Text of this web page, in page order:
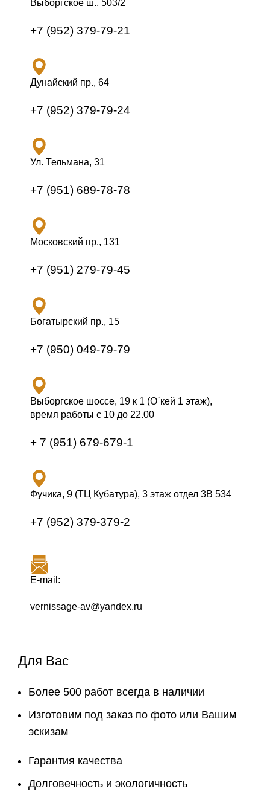
Выборгское ш., 503/2
+7 (952) 379-79-21
Дунайский пр., 64
+7 (952) 379-79-24
Ул. Тельмана, 31
+7 (951) 689-78-78
Московский пр., 131
+7 (951) 279-79-45
Богатырский пр., 15
+7 (950) 049-79-79
Выборгское шоссе, 19 к 1 (О`кей 1 этаж),
время работы с 10 до 22.00
+ 7 (951) 679-679-1
Фучика, 9 (ТЦ Кубатура), 3 этаж отдел 3В 534
+7 (952) 379-379-2
E-mail:
vernissage-av@yandex.ru
Для Вас
Более 500 работ всегда в наличии
Изготовим под заказ по фото или Вашим
эскизам
Гарантия качества
Долговечность и экологичность